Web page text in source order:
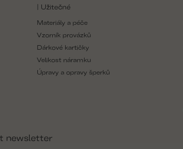
| Užitečné
Materiály a péče
Vzorník provázků
Dárkové kartičky
Velikost náramku
Úpravy a opravy šperků
newsletter